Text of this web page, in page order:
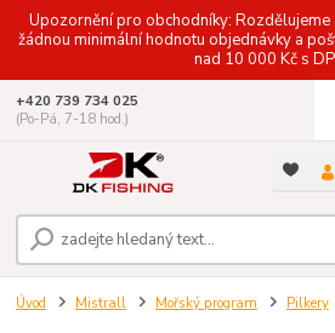
Upozornění pro obchodníky: Rozdělujeme
žádnou minimální hodnotu objednávky a
nad 10 000 Kč s
+420 739 734 025
(Po-Pá, 7-18 hod.)
Úvod Mistrall Mořský program Pilkery